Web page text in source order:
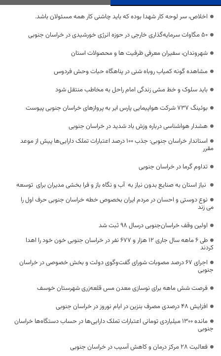
اخلاص، سر لوحه کار شهدا بوده که باید چاشنی کار همه مسئولان باشد.
۵۰ مگاوات سرمایه‌گذاری خارجی در حوزه انرژی خورشیدی در خراسان جنوبی
شهروندان، سفیران معرفی ظرفیت ها و محصولات استان
مشاهده گونه کمیاب روباه شنی در پناهگاه حیات وحش فردوس
باید سلوک و خط مشی زندگی امام راحل به مخاطب منتقل شود
بوئینگ ۷۳۷ شرکت هواپیمایی پارس ایر به پروازهای خراسان جنوبی پیوست
هشدار هواشناسی درباره وزش باد شدید در خراسان جنوبی
استاندار خراسان جنوبی: جذب ۱۰۰ درصد اعتبارات تملک دارایی‌ها پیش از موعد
مقرر
تداوم گرما در خراسان جنوبی
نیاز استان به صنایع بدون نیاز به آب و نگاه باز و فرا بخشی مدیران برای توسعه
نوع دوستی و احسان در مردم ایران بخصوص خطه خراسان جنوبی حرف اول را
می زند
اولین وقف خراسان‌جنوبی درسال 98 ثبت شد
طی ۶ ماهه سال جاری ۱۲ هزار و ۶۷۷ نفر در خراسان جنوبی خون خود را اهدا
کردند
اجرای ۶۷ درصد مصوبات شورای گفت‌وگوی دولت و بخش خصوصی در خراسان
جنوبی
فرصت شش ماهه برای نوسازی معدن مس قلعه‌زری شهرستان خوسف
افزایش 48 درصدی مصرف بنزین در ایام نوروز در خراسان جنوبی
مانده ۱۳۰۰ میلیاردی تومانی اعتبارات تملک دارایی‌ها در حساب دستگاه‌ها خراسان
جنوبی
فعالیت 28 مرکز درمان و کاهش آسیب در خراسان جنوبی